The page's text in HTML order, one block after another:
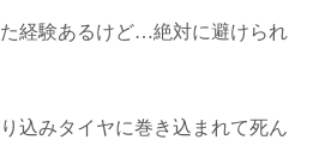
経験あるけど…絶対に避けられ
込みタイヤに巻き込まれて死ん